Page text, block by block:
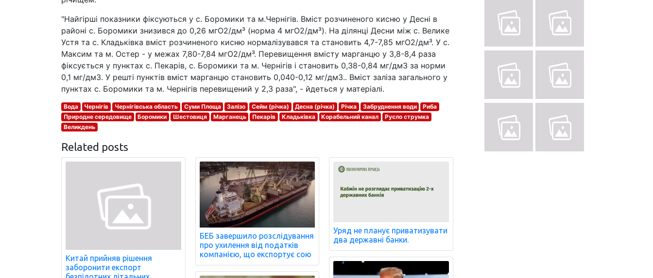
"Найгірші показники фіксуються у с. Боромики та м.Чернігів. Вміст розчиненого кисню у Десні в
районі с. Боромики знизився до 0,26 мгО2/дм³ (норма 4 мгО2/дм³). На ділянці Десни між с. Велике
Устя та с. Кладьківка вміст розчиненого кисню нормалізувався та становить 4,7-7,85 мгО2/дм³. У с.
Максим та м. Остер - у межах 7,80-7,84 мгО2/дм³. Перевищення вмісту марганцю у 3,8-8,4 раза
фіксується у пунктах с. Пекарів, с. Боромики та м. Чернігів і становить 0,38-0,84 мг/дм3 за норми
0,1 мг/дм3. У решті пунктів вміст марганцю становить 0,040-0,12 мг/дм3.. Вміст заліза загального у
пунктах с. Боромики та м. Чернігів перевищений у 2,3 раза", - йдеться у матеріалі.
Вода Чернігів Чернігівська область Суми Площа Залізо Сейм (річка) Десна (річка) Річка Забруднення води
Риба
Природне середовище
Боромики Шестовиця Марганець Пекарів Кладьківка Корабельний канал
Русло струмка
Великдень
Related posts
Китай прийняв рішення
заборонити експорт
БЕБ завершило розслідування
про ухилення від податків
компанією, що експортує сою
Уряд не планує приватизувати
два державні банки.